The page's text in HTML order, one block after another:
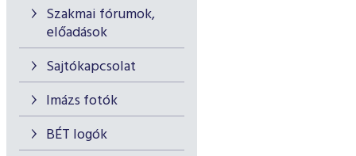
Szakmai fórumok,
előadások
Sajtókapcsolat
Imázs fotók
BÉT logók